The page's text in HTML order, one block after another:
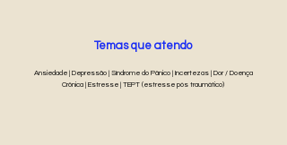
Temas que atendo
Ansiedade | Depressão | Síndrome do Pânico | Incertezas | Dor / Doença
Crônica | Estresse | TEPT (estresse pós traumático)